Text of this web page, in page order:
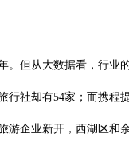
但从大数据看，行业的
社却有54家；而携程
企业新开，西湖区和